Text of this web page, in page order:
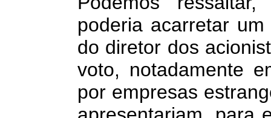
poderia acarretar
do diretor dos
voto, notadamente
por empresas